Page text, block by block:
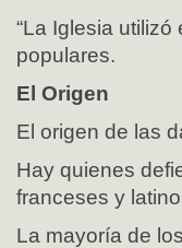
“La Iglesia
populares.
El Origen
El origen de las
Hay quienes
franceses y
La mayoría de